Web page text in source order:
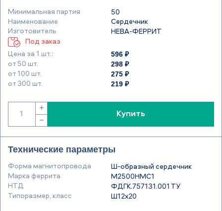
Минимальная партия
50
Наименование
Сердечник
Изготовитель
НЕВА-ФЕРРИТ
Под заказ
Цена за 1 шт.:
596 ₽
от 50 шт. 298 ₽
от 100 шт. 275 ₽
от 300 шт. 219 ₽
−
+
Купить
Технические параметры
Форма магнитопровода
Ш-образный сердечник
Марка феррита
М2500НМС1
НТД
ФДГК.757131.001 ТУ
Типоразмер, класс
Ш12х20